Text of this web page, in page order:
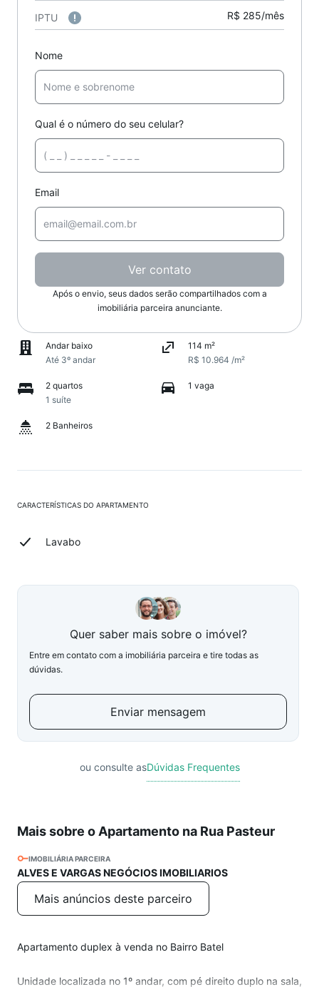
IPTU R$ 285/mês
Nome
Qual é o número do seu celular?
Email
Ver contato
Após o envio, seus dados serão compartilhados com a
imobiliária parceira anunciante.
Andar baixo
Até 3º andar
114 m²
R$ 10.964 /m²
2 quartos
1 suíte
1 vaga
2 Banheiros
CARACTERÍSTICAS DO APARTAMENTO
Lavabo
Quer saber mais sobre o imóvel?
Entre em contato com a imobiliária parceira e tire todas as
dúvidas.
Enviar mensagem
ou consulte asDúvidas Frequentes
Mais sobre o Apartamento na Rua Pasteur
IMOBILIÁRIA PARCEIRA
ALVES E VARGAS NEGÓCIOS IMOBILIARIOS
Mais anúncios deste parceiro
Apartamento duplex à venda no Bairro Batel
Unidade localizada no 1º andar, com pé direito duplo na sala,